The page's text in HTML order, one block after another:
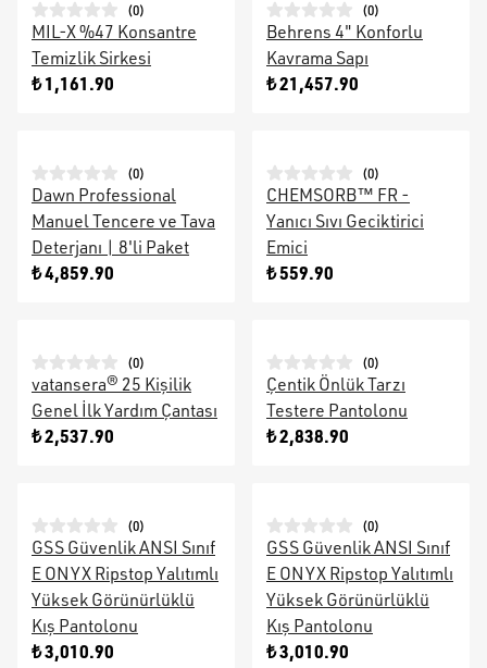
(0)
MIL-X %47 Konsantre
Temizlik Sirkesi
₺ 1,161.90
(0)
Behrens 4" Konforlu
Kavrama Sapı
₺ 21,457.90
(0)
Dawn Professional
Manuel Tencere ve Tava
Deterjanı | 8'li Paket
₺ 4,859.90
(0)
CHEMSORB™ FR -
Yanıcı Sıvı Geciktirici
Emici
₺ 559.90
(0)
vatansera® 25 Kişilik
Genel İlk Yardım Çantası
₺ 2,537.90
(0)
Çentik Önlük Tarzı
Testere Pantolonu
₺ 2,838.90
(0)
GSS Güvenlik ANSI Sınıf
E ONYX Ripstop Yalıtımlı
Yüksek Görünürlüklü
Kış Pantolonu
₺ 3,010.90
(0)
GSS Güvenlik ANSI Sınıf
E ONYX Ripstop Yalıtımlı
Yüksek Görünürlüklü
Kış Pantolonu
₺ 3,010.90